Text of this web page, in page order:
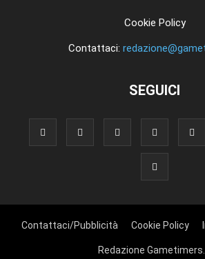
Cookie Policy
Contattaci:
SEGUICI
Contattaci/Pubblicità Cookie Policy
Redazione